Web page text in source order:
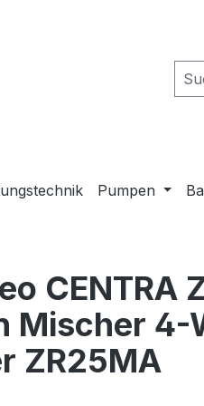
Pumpen
CENTRA
Mischer 4-
ZR25MA